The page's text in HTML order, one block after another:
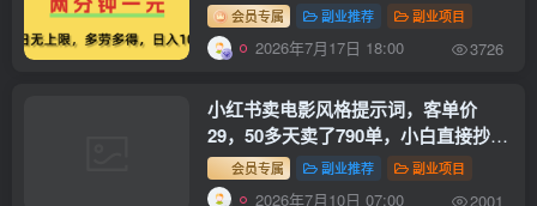
会员专属 副业推荐 副业项目
2026年7月17日 18:00 3726
小红书卖电影风格提示词，客单价
29，50多天卖了790单，小白直接抄作
业！会员专属 副业推荐 副业项目
2026年7月10日 07:00 2001